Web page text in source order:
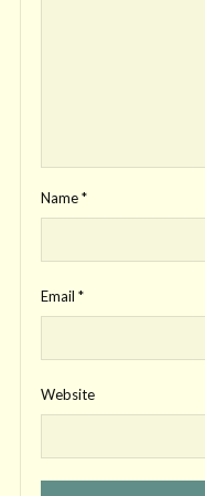
Name*
Email *
Website